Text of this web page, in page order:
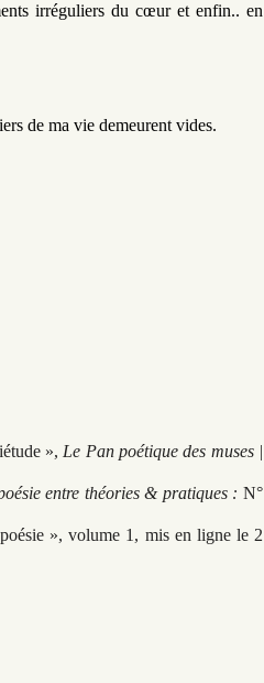
irréguliers du cœur et enfin.. en
de ma vie demeurent vides.
», Le Pan poétique des muses |
entre théories & pratiques : N°
», volume 1, mis en ligne le 2